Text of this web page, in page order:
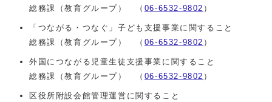
総務課（教育グループ） （ 06-6532-9802 ）
「つながる・つなぐ」子ども支援事業に関すること
総務課（教育グループ） （ 06-6532-9802 ）
外国につながる児童生徒支援事業に関すること
総務課（教育グループ） （ 06-6532-9802 ）
区役所附設会館管理運営に関すること